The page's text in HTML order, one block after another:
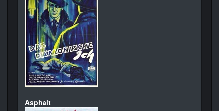
Asphalt